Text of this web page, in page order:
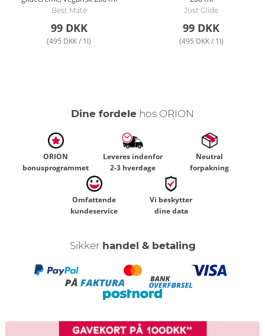
Best Mate
99 DKK
(495 DKK / 1l)
Just Glide
99 DKK
(495 DKK / 1l)
Dine fordele hos ORION
ORION
bonusprogrammet
Leveres indenfor
2-3 hverdage
Neutral
forpakning
Omfattende
kundeservice
Vi beskytter
dine data
Sikker handel & betaling